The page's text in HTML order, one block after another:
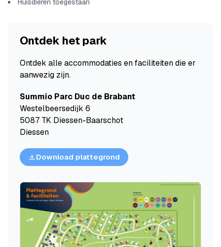
Huisdieren toegestaan
Ontdek het park
Ontdek alle accommodaties en faciliteiten die er
aanwezig zijn.
Summio Parc Duc de Brabant
Westelbeersedijk 6
5087 TK Diessen-Baarschot
Diessen
Download plattegrond